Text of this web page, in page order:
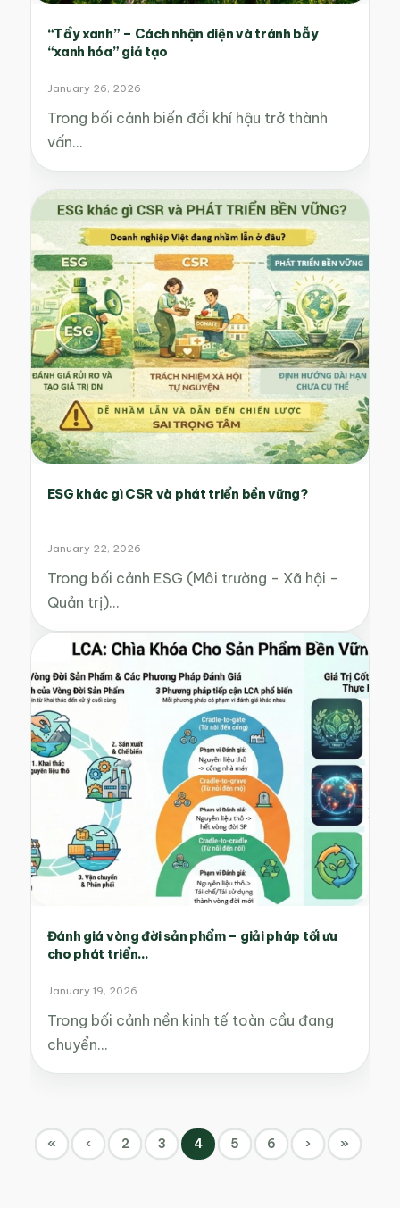
“Tẩy xanh” – Cách nhận diện và tránh bẫy
“xanh hóa” giả tạo
January 26, 2026
Trong bối cảnh biến đổi khí hậu trở thành
vấn…
ESG khác gì CSR và phát triển bền vững?
January 22, 2026
Trong bối cảnh ESG (Môi trường - Xã hội -
Quản trị)…
Đánh giá vòng đời sản phẩm – giải pháp tối ưu
cho phát triển...
January 19, 2026
Trong bối cảnh nền kinh tế toàn cầu đang
chuyển…
« ‹ 2 3 4 5 6 › »